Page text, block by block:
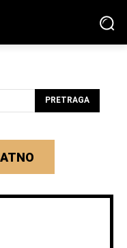
PRETRAGA